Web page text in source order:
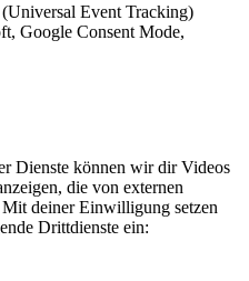
Event Tracking)
Google Consent Mode,
Dienste können wir dir Videos
die von externen
deiner Einwilligung setzen
Drittdienste ein: